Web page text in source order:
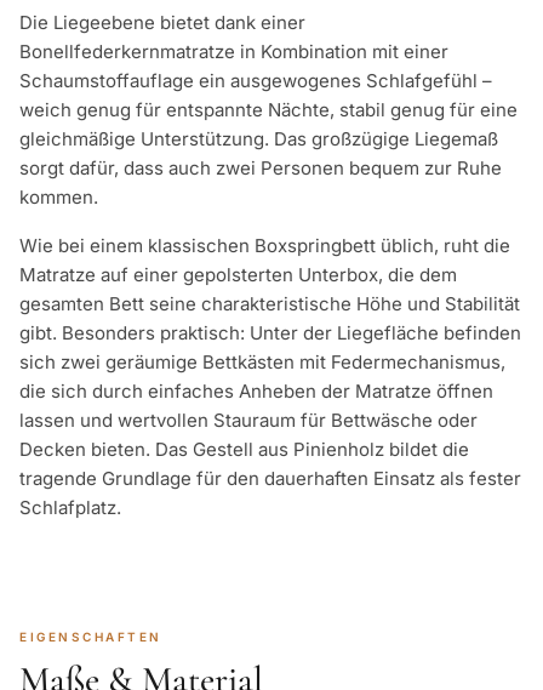
Die Liegeebene bietet dank einer
Bonellfederkernmatratze in Kombination mit einer
Schaumstoffauflage ein ausgewogenes Schlafgefühl –
weich genug für entspannte Nächte, stabil genug für eine
gleichmäßige Unterstützung. Das großzügige Liegemaß
sorgt dafür, dass auch zwei Personen bequem zur Ruhe
kommen.
Wie bei einem klassischen Boxspringbett üblich, ruht die
Matratze auf einer gepolsterten Unterbox, die dem
gesamten Bett seine charakteristische Höhe und Stabilität
gibt. Besonders praktisch: Unter der Liegefläche befinden
sich zwei geräumige Bettkästen mit Federmechanismus,
die sich durch einfaches Anheben der Matratze öffnen
lassen und wertvollen Stauraum für Bettwäsche oder
Decken bieten. Das Gestell aus Pinienholz bildet die
tragende Grundlage für den dauerhaften Einsatz als fester
Schlafplatz.
EIGENSCHAFTEN
Maße & Material